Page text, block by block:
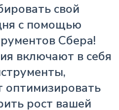
свой
с помощью
Сбера!
включают в себя
оптимизировать
рост вашей